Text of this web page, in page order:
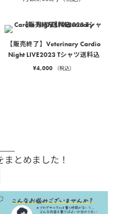
【販売終了】Veterinary Cardio
Night LIVE2023 Tシャツ送料込
¥4,000 （税込）
まとめました！